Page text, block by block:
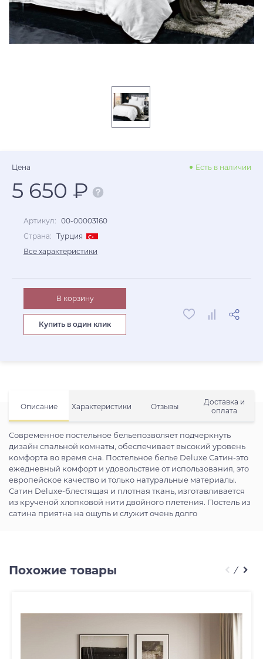
Описание Характеристики Отзывы
Доставка и
оплата
Современное постельное бельепозволяет подчеркнуть
дизайн спальной комнаты, обеспечивает высокий уровень
комфорта во время сна. Постельное белье Deluxe Сатин-это
ежедневный комфорт и удовольствие от использования, это
европейское качество и только натуральные материалы.
Сатин Deluxe-блестящая и плотная ткань, изготавливается
из крученой хлопковой нити двойного плетения. Постель из
сатина приятна на ощупь и служит очень долго
Цена Есть в наличии
5 650 ₽
Артикул: 00-00003160
Страна: Турция
Все характеристики
В корзину
Купить в один клик
Похожие товары